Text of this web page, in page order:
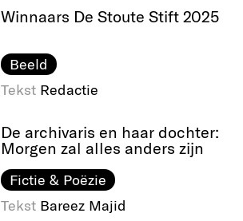
Winnaars De Stoute Stift 2025
Beeld
Tekst Redactie
De archivaris en haar dochter:
Morgen zal alles anders zijn
Fictie & Poëzie
Tekst Bareez Majid